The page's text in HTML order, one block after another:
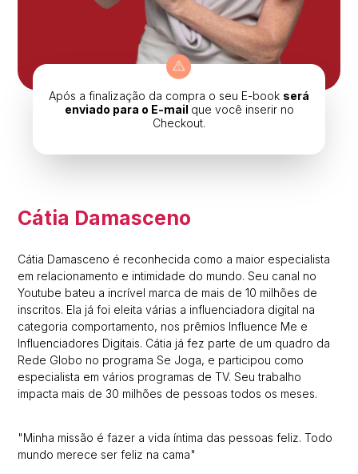
Após a finalização da compra o seu E-book será
enviado para o E-mail que você inserir no
Checkout.
Cátia Damasceno
Cátia Damasceno é reconhecida como a maior especialista
em relacionamento e intimidade do mundo. Seu canal no
Youtube bateu a incrível marca de mais de 10 milhões de
inscritos. Ela já foi eleita várias a influenciadora digital na
categoria comportamento, nos prêmios Influence Me e
Influenciadores Digitais. Cátia já fez parte de um quadro da
Rede Globo no programa Se Joga, e participou como
especialista em vários programas de TV. Seu trabalho
impacta mais de 30 milhões de pessoas todos os meses.
"Minha missão é fazer a vida íntima das pessoas feliz. Todo
mundo merece ser feliz na cama"